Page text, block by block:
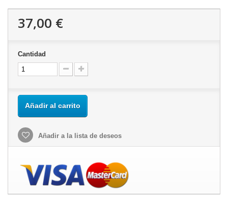
37,00 €
Cantidad
Añadir al carrito
Añadir a la lista de deseos